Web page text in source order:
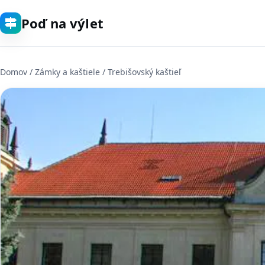
Poď na výlet
Domov / Zámky a kaštiele / Trebišovský kaštieľ